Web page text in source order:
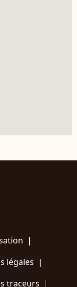
|
légales |
traceurs |